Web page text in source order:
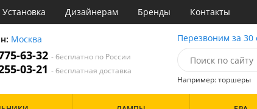
Установка Дизайнерам Бренды Контакты
Москва
63-32- бесплатно по России
03-21- бесплатная доставка
Перезвоним за 30
Например: торшеры